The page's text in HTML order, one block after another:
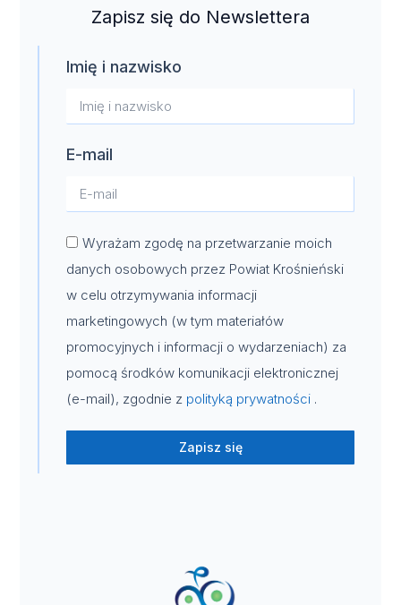
Zapisz się do Newslettera
Imię i nazwisko
E-mail
Wyrażam zgodę na przetwarzanie moich
danych osobowych przez Powiat Krośnieński
w celu otrzymywania informacji
marketingowych (w tym materiałów
promocyjnych i informacji o wydarzeniach) za
pomocą środków komunikacji elektronicznej
(e-mail), zgodnie z polityką prywatności .
Zapisz się